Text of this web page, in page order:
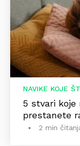
NAVIKE KOJE
5 stvari koje
prestanete
2 min